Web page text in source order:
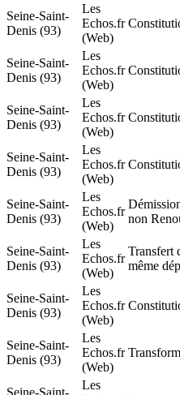
Seine-Saint-
Denis (93)
Les
Echos.fr
(Web)
Seine-Saint-
Denis (93)
Les
Echos.fr
(Web)
Seine-Saint-
Denis (93)
Les
Echos.fr
(Web)
Seine-Saint-
Denis (93)
Les
Echos.fr
(Web)
Seine-Saint-
Denis (93)
Les
Echos.fr
(Web)
non
Seine-Saint-
Denis (93)
Les
Echos.fr
(Web)
Transfert
même
Seine-Saint-
Denis (93)
Les
Echos.fr
(Web)
Seine-Saint-
Denis (93)
Les
Echos.fr
(Web)
Seine-Saint-
Les